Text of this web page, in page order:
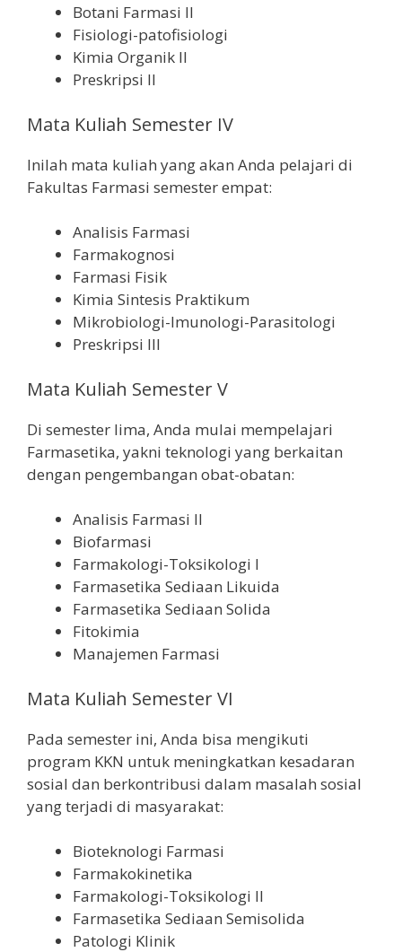
Botani Farmasi II
Fisiologi-patofisiologi
Kimia Organik II
Preskripsi II
Mata Kuliah Semester IV
Inilah mata kuliah yang akan Anda pelajari di
Fakultas Farmasi semester empat:
Analisis Farmasi
Farmakognosi
Farmasi Fisik
Kimia Sintesis Praktikum
Mikrobiologi-Imunologi-Parasitologi
Preskripsi III
Mata Kuliah Semester V
Di semester lima, Anda mulai mempelajari
Farmasetika, yakni teknologi yang berkaitan
dengan pengembangan obat-obatan:
Analisis Farmasi II
Biofarmasi
Farmakologi-Toksikologi I
Farmasetika Sediaan Likuida
Farmasetika Sediaan Solida
Fitokimia
Manajemen Farmasi
Mata Kuliah Semester VI
Pada semester ini, Anda bisa mengikuti
program KKN untuk meningkatkan kesadaran
sosial dan berkontribusi dalam masalah sosial
yang terjadi di masyarakat:
Bioteknologi Farmasi
Farmakokinetika
Farmakologi-Toksikologi II
Farmasetika Sediaan Semisolida
Patologi Klinik